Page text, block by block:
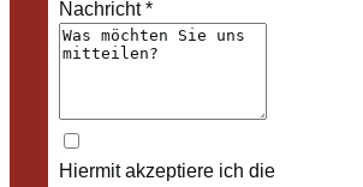
Nachricht*
Hiermit akzeptiere ich die